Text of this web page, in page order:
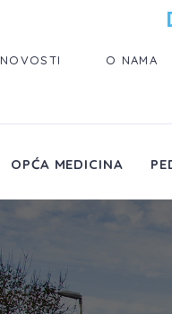
NOVOSTI O NAMA
OPĆA MEDICINA